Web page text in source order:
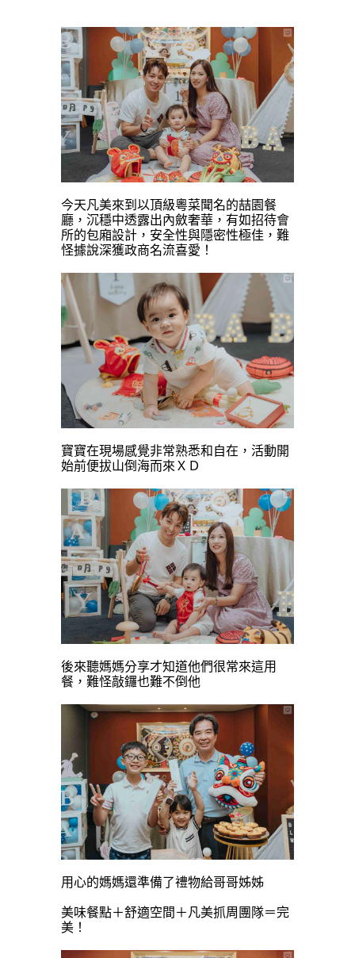
今天凡美來到以頂級粵菜聞名的喆園餐
廳，沉穩中透露出內斂奢華，有如招待會
所的包廂設計，安全性與隱密性極佳，難
怪據說深獲政商名流喜愛！
寶寶在現場感覺非常熟悉和自在，活動開
始前便拔山倒海而來ＸＤ
後來聽媽媽分享才知道他們很常來這用
餐，難怪敲鑼也難不倒他
用心的媽媽還準備了禮物給哥哥姊姊
美味餐點＋舒適空間＋凡美抓周團隊＝完
美！